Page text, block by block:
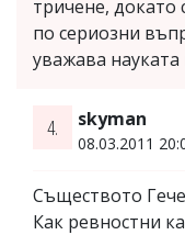
тричене, докато
по сериозни
уважава
4. skyman
08.03.2011
Съществото
Как ревностни